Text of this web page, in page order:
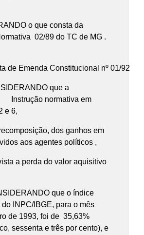
o que consta da
02/89 do TC de MG .
de Emenda Constitucional nº 01/92
que a
normativa em
e 6,
dos ganhos em
aos agentes políticos ,
a perda do valor aquisitivo
que o índice
INPC/IBGE, para o mês
de 1993, foi de 35,63%
sessenta e três por cento), e